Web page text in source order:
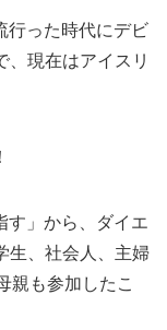
行った時代にデビ
、現在はアイスリ
」から、ダイエ
生、社会人、主婦
親も参加したこ